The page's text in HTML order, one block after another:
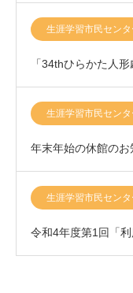
果について
生涯学習市民セン
「34thひらかた人
生涯学習市民セン
年末年始の休館のお
生涯学習市民セン
令和4年度第1回「